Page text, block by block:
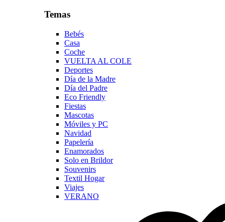
Temas
Bebés
Casa
Coche
VUELTA AL COLE
Deportes
Día de la Madre
Día del Padre
Eco Friendly
Fiestas
Mascotas
Móviles y PC
Navidad
Papelería
Enamorados
Solo en Brildor
Souvenirs
Textil Hogar
Viajes
VERANO